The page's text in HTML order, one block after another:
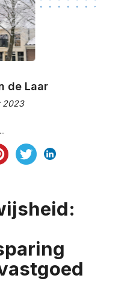
de Laar
2023